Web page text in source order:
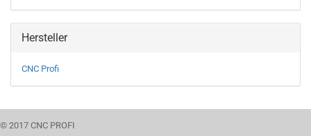
Hersteller
CNC Profi
© 2017 CNC PROFI